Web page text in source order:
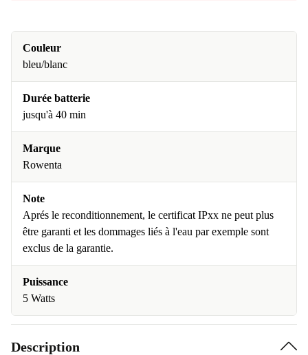
Couleur
bleu/blanc
Durée batterie
jusqu'à 40 min
Marque
Rowenta
Note
Aprés le reconditionnement, le certificat IPxx ne peut plus
être garanti et les dommages liés à l'eau par exemple sont
exclus de la garantie.
Puissance
5 Watts
Description